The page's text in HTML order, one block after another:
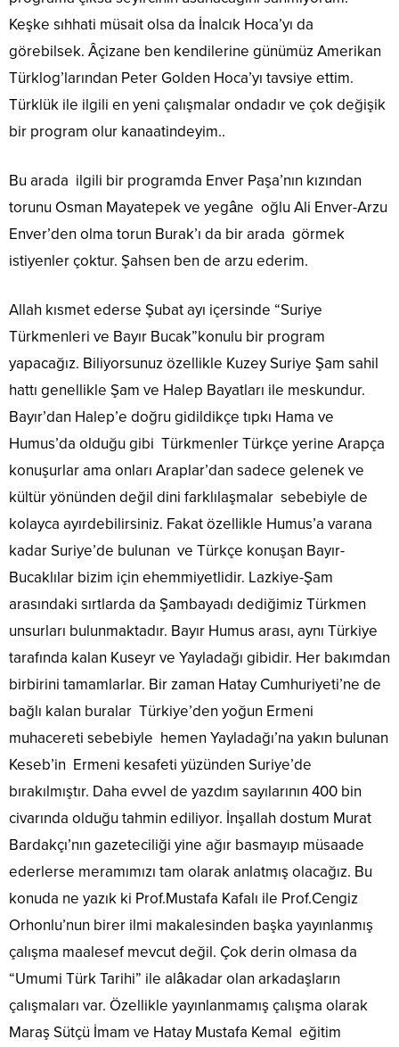
Keşke sıhhati müsait olsa da İnalcık Hoca’yı da
görebilsek. Âçizane ben kendilerine günümüz Amerikan
Türklog’larından Peter Golden Hoca’yı tavsiye ettim.
Türklük ile ilgili en yeni çalışmalar ondadır ve çok değişik
bir program olur kanaatindeyim..
Bu arada ilgili bir programda Enver Paşa’nın kızından
torunu Osman Mayatepek ve yegâne oğlu Ali Enver-Arzu
Enver’den olma torun Burak’ı da bir arada görmek
istiyenler çoktur. Şahsen ben de arzu ederim.
Allah kısmet ederse Şubat ayı içersinde “Suriye
Türkmenleri ve Bayır Bucak”konulu bir program
yapacağız. Biliyorsunuz özellikle Kuzey Suriye Şam sahil
hattı genellikle Şam ve Halep Bayatları ile meskundur.
Bayır’dan Halep’e doğru gidildikçe tıpkı Hama ve
Humus’da olduğu gibi Türkmenler Türkçe yerine Arapça
konuşurlar ama onları Araplar’dan sadece gelenek ve
kültür yönünden değil dini farklılaşmalar sebebiyle de
kolayca ayırdebilirsiniz. Fakat özellikle Humus’a varana
kadar Suriye’de bulunan ve Türkçe konuşan Bayır-
Bucaklılar bizim için ehemmiyetlidir. Lazkiye-Şam
arasındaki sırtlarda da Şambayadı dediğimiz Türkmen
unsurları bulunmaktadır. Bayır Humus arası, aynı Türkiye
tarafında kalan Kuseyr ve Yayladağı gibidir. Her bakımdan
birbirini tamamlarlar. Bir zaman Hatay Cumhuriyeti’ne de
bağlı kalan buralar Türkiye’den yoğun Ermeni
muhacereti sebebiyle hemen Yayladağı’na yakın bulunan
Keseb’in Ermeni kesafeti yüzünden Suriye’de
bırakılmıştır. Daha evvel de yazdım sayılarının 400 bin
civarında olduğu tahmin ediliyor. İnşallah dostum Murat
Bardakçı’nın gazeteciliği yine ağır basmayıp müsaade
ederlerse meramımızı tam olarak anlatmış olacağız. Bu
konuda ne yazık ki Prof.Mustafa Kafalı ile Prof.Cengiz
Orhonlu’nun birer ilmi makalesinden başka yayınlanmış
çalışma maalesef mevcut değil. Çok derin olmasa da
“Umumi Türk Tarihi” ile alâkadar olan arkadaşların
çalışmaları var. Özellikle yayınlanmamış çalışma olarak
Maraş Sütçü İmam ve Hatay Mustafa Kemal eğitim